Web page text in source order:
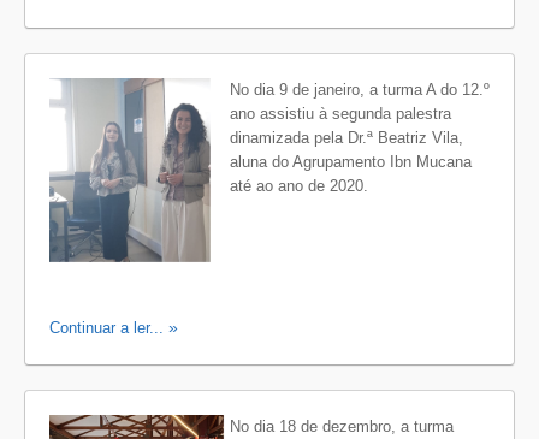
No dia 9 de janeiro, a turma A do 12.º
ano assistiu à segunda palestra
dinamizada pela Dr.ª Beatriz Vila,
aluna do Agrupamento Ibn Mucana
até ao ano de 2020.
Continuar a ler...
No dia 18 de dezembro, a turma